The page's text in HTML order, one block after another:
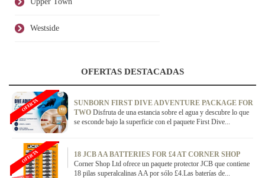
Westside
OFERTAS DESTACADAS
SUNBORN FIRST DIVE ADVENTURE PACKAGE FOR
TWO Disfruta de una estancia sobre el agua y descubre lo que
se esconde bajo la superficie con el paquete First Dive...
OFERTA
18 JCB AA BATTERIES FOR £4 AT CORNER SHOP
Corner Shop Ltd ofrece un paquete protector JCB que contiene
18 pilas superalcalinas AA por sólo £4.Las baterías de...
OFERTA